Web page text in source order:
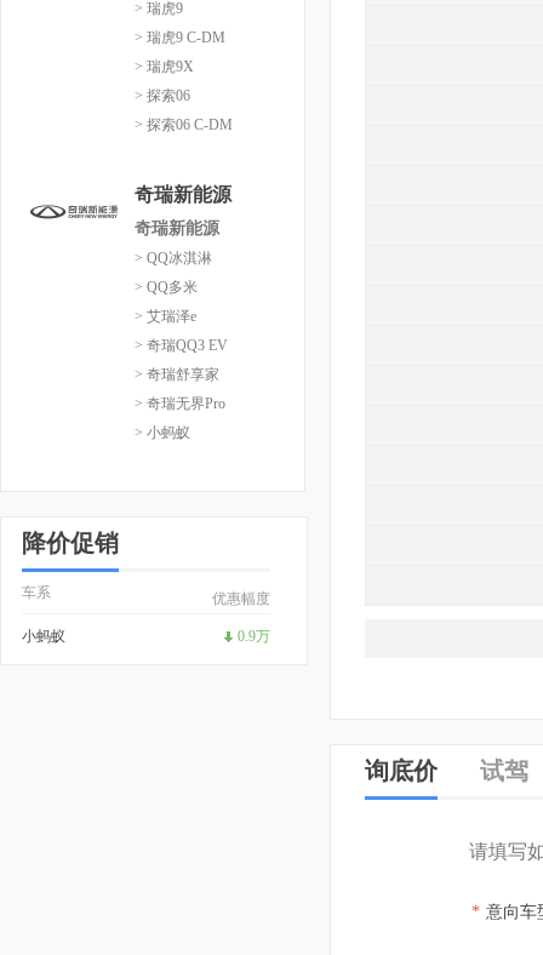
> 瑞虎9
> 瑞虎9 C-DM
> 瑞虎9X
> 探索06
> 探索06 C-DM
奇瑞新能源
奇瑞新能源
> QQ冰淇淋
> QQ多米
> 艾瑞泽e
> 奇瑞QQ3 EV
> 奇瑞舒享家
> 奇瑞无界Pro
> 小蚂蚁
降价促销
车系 优惠幅度
小蚂蚁 0.9万
询底价 试驾
请填写
* 意向车